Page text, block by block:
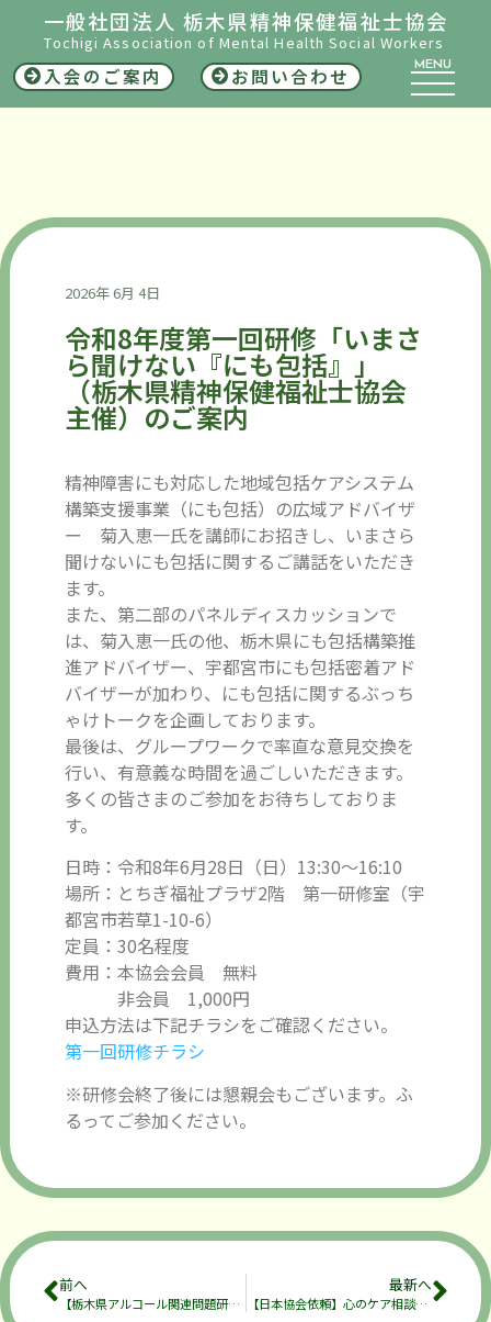
一般社団法人 栃木県精神保健福祉士協会
Tochigi Association of Mental Health Social Workers
入会のご案内 お問い合わせ MENU
2026年 6月 4日
令和8年度第一回研修「いまさ
ら聞けない『にも包括』」
（栃木県精神保健福祉士協会
主催）のご案内
精神障害にも対応した地域包括ケアシステム
構築支援事業（にも包括）の広域アドバイザ
ー 菊入恵一氏を講師にお招きし、いまさら
聞けないにも包括に関するご講話をいただき
ます。
また、第二部のパネルディスカッションで
は、菊入恵一氏の他、栃木県にも包括構築推
進アドバイザー、宇都宮市にも包括密着アド
バイザーが加わり、にも包括に関するぶっち
ゃけトークを企画しております。
最後は、グループワークで率直な意見交換を
行い、有意義な時間を過ごしいただきます。
多くの皆さまのご参加をお待ちしておりま
す。
日時：令和8年6月28日（日）13:30～16:10
場所：とちぎ福祉プラザ2階 第一研修室（宇
都宮市若草1-10-6）
定員：30名程度
費用：本協会会員 無料
非会員 1,000円
申込方法は下記チラシをご確認ください。
第一回研修チラシ
※研修会終了後には懇親会もございます。ふ
るってご参加ください。
前へ
【栃木県アルコール関連問題研究会35周年記念公開セミナー】のご案内
最新へ
【日本協会依頼】心のケア相談研修の件